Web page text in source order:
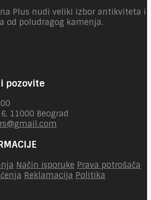
Plus nudi veliki izbor antikviteta i
od poludragog kamenja.
pozovite
11000 Beograd
Način isporuke Prava potrošača
Reklamacija Politika